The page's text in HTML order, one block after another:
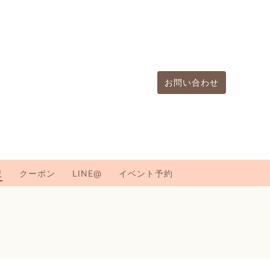
お問い合わせ
クーポン LINE@ イベント予約